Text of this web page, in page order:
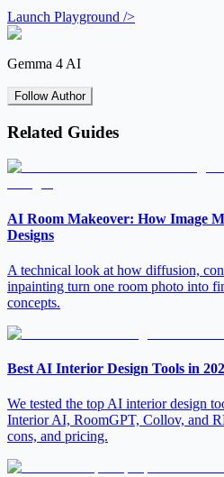
Launch Playground />
Gemma 4 AI
Follow Author
Related Guides
AI Room Makeover: How Image
Designs
A technical look at how diffusion,
inpainting turn one room photo into
concepts.
Best AI Interior Design Tools in
We tested the top AI interior design
Interior AI, RoomGPT, Collov, and
cons, and pricing.